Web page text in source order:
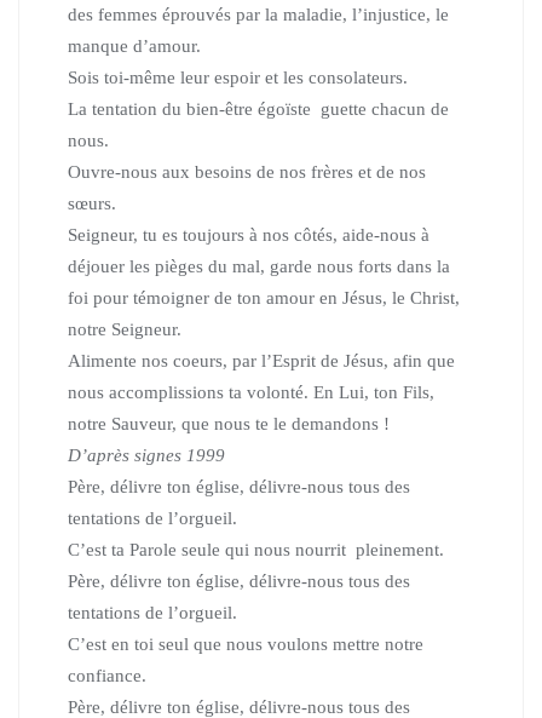
des femmes éprouvés par la maladie, l’injustice, le
manque d’amour.
Sois toi-même leur espoir et les consolateurs.
La tentation du bien-être égoïste guette chacun de
nous.
Ouvre-nous aux besoins de nos frères et de nos
sœurs.
Seigneur, tu es toujours à nos côtés, aide-nous à
déjouer les pièges du mal, garde nous forts dans la
foi pour témoigner de ton amour en Jésus, le Christ,
notre Seigneur.
Alimente nos coeurs, par l’Esprit de Jésus, afin que
nous accomplissions ta volonté. En Lui, ton Fils,
notre Sauveur, que nous te le demandons !
D’après signes 1999
Père, délivre ton église, délivre-nous tous des
tentations de l’orgueil.
C’est ta Parole seule qui nous nourrit pleinement.
Père, délivre ton église, délivre-nous tous des
tentations de l’orgueil.
C’est en toi seul que nous voulons mettre notre
confiance.
Père, délivre ton église, délivre-nous tous des